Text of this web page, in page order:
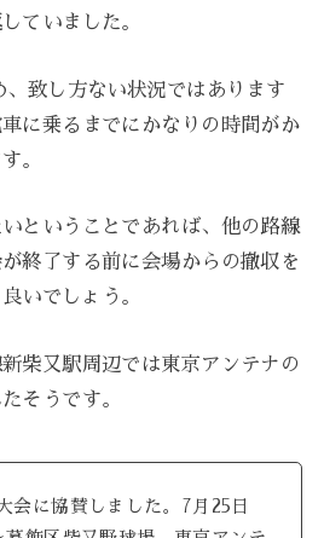
ていました。
、致し方ない状況ではあります
に乗るまでにかなりの時間がか
。
ということであれば、他の路線
終了する前に会場からの撤収を
いでしょう。
柴又駅周辺では東京アンテナの
そうです。
会に協賛しました。7月25日